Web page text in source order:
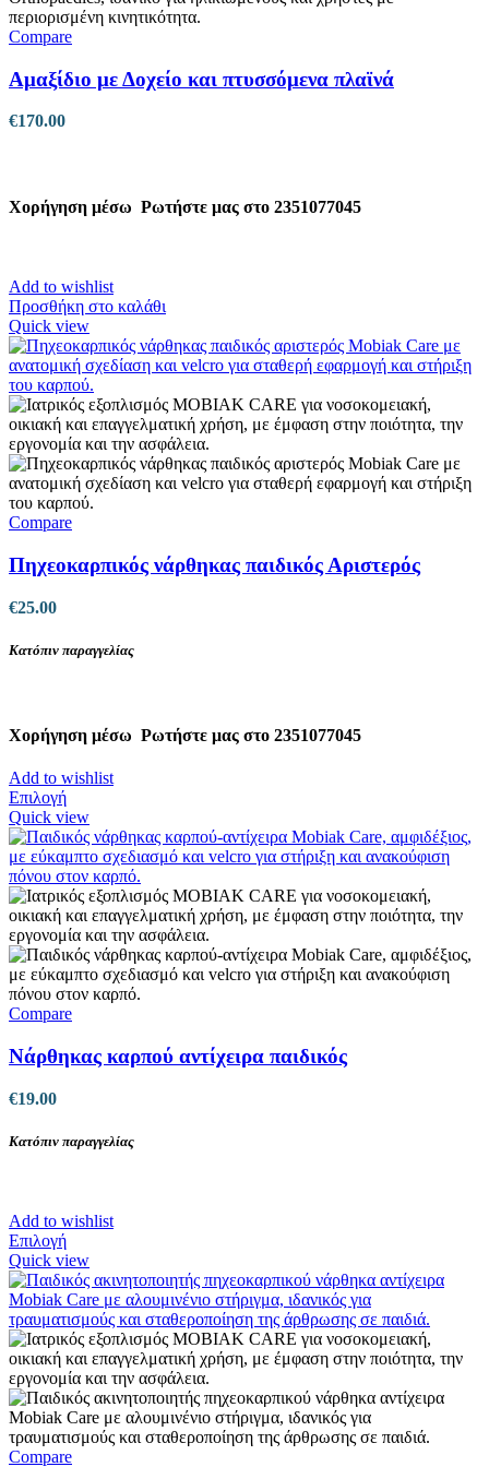
επιλεγούν
στη
του
προϊόντος
Compare
Αμαξίδιο με Δοχείο και πτυσσόμενα πλαϊνά
€170.00
Χορήγηση μέσω Ρωτήστε μας στο 2351077045
Add to wishlist
Προσθήκη στο καλάθι
Quick view
Compare
Πηχεοκαρπικός νάρθηκας παιδικός Αριστερός
€25.00
Κατόπιν παραγγελίας
Χορήγηση μέσω Ρωτήστε μας στο 2351077045
Add to wishlist
ΕπιλογήΑυτό
το
προϊόν
έχει
πολλαπλές
παραλλαγές.
Οι
επιλογές
μπορούν
να
επιλεγούν
στη
του
προϊόντος
Quick view
Compare
Νάρθηκας καρπού αντίχειρα παιδικός
€19.00
Κατόπιν παραγγελίας
Add to wishlist
ΕπιλογήΑυτό
το
προϊόν
έχει
πολλαπλές
παραλλαγές.
Οι
επιλογές
μπορούν
να
επιλεγούν
στη
Quick view
Compare